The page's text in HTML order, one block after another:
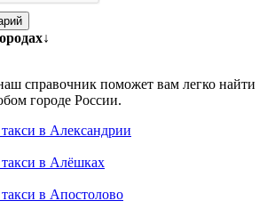
справочник поможет вам легко найти
городе России.
в Александрии
в Алёшках
в Апостолово